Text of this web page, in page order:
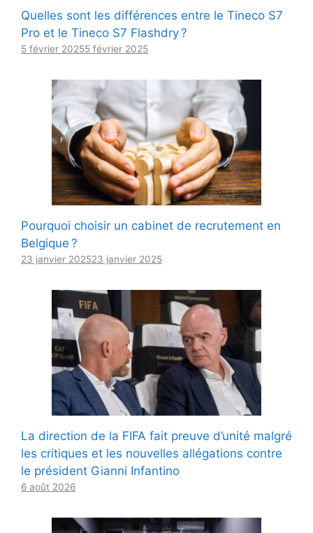
Quelles sont les différences entre le Tineco S7
Pro et le Tineco S7 Flashdry ?
5 février 20255 février 2025
Pourquoi choisir un cabinet de recrutement en
Belgique ?
23 janvier 202523 janvier 2025
La direction de la FIFA fait preuve d’unité malgré
les critiques et les nouvelles allégations contre
le président Gianni Infantino
6 août 2026